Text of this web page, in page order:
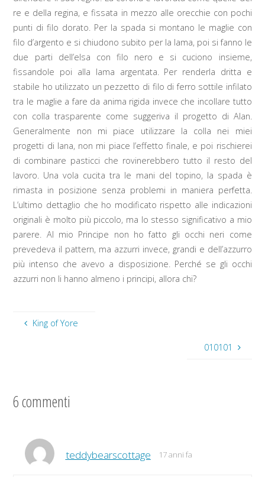
re e della regina, e fissata in mezzo alle orecchie con pochi
punti di filo dorato. Per la spada si montano le maglie con
filo d’argento e si chiudono subito per la lama, poi si fanno le
due parti dell’elsa con filo nero e si cuciono insieme,
fissandole poi alla lama argentata. Per renderla dritta e
stabile ho utilizzato un pezzetto di filo di ferro sottile infilato
tra le maglie a fare da anima rigida invece che incollare tutto
con colla trasparente come suggeriva il progetto di Alan.
Generalmente non mi piace utilizzare la colla nei miei
progetti di lana, non mi piace l’effetto finale, e poi rischierei
di combinare pasticci che rovinerebbero tutto il resto del
lavoro. Una vola cucita tra le mani del topino, la spada è
rimasta in posizione senza problemi in maniera perfetta.
L’ultimo dettaglio che ho modificato rispetto alle indicazioni
originali è molto più piccolo, ma lo stesso significativo a mio
parere. Al mio Principe non ho fatto gli occhi neri come
prevedeva il pattern, ma azzurri invece, grandi e dell’azzurro
più intenso che avevo a disposizione. Perché se gli occhi
azzurri non li hanno almeno i principi, allora chi?
King of Yore
010101
6 commenti
teddybearscottage 17 anni fa